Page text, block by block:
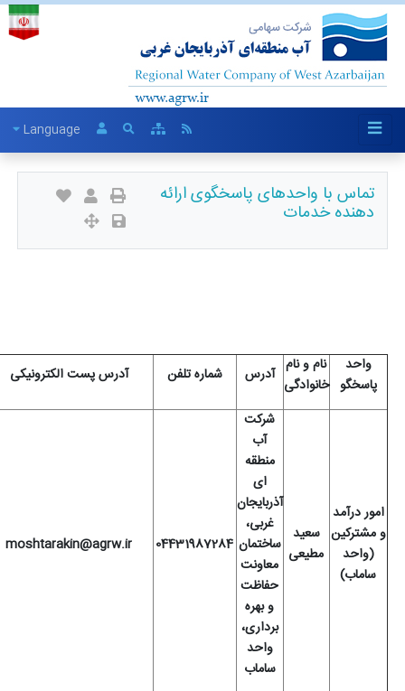
Language
تماس با واحدهای پاسخگوی ارائه
دهنده خدمات
آدرس پست الکترونیکی شماره تلفن آدرس
نام و نام
خانوادگی
واحد
پاسخگو
moshtarakin@agrw.ir 04431987284
شرکت
منطقه
آذربایجان
غربی،
ساختمان
معاونت
حفاظت
و بهره
برداری،
واحد
ساماب
سعید
مطیعی
امور درآمد
و مشترکین
(واحد
ساماب)